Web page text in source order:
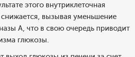
этого внутриклеточная
вызывая уменьшение
А, что в свою очередь приводит
глюкозы.